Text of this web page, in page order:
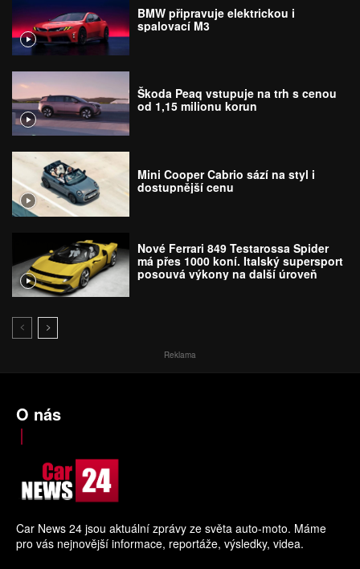
BMW připravuje elektrickou i
spalovací M3
Škoda Peaq vstupuje na trh s cenou
od 1,15 milionu korun
Mini Cooper Cabrio sází na styl i
dostupnější cenu
Nové Ferrari 849 Testarossa Spider
má přes 1000 koní. Italský supersport
posouvá výkony na další úroveň
Reklama
O nás
Car News 24 jsou aktuální zprávy ze světa auto-moto. Máme
pro vás nejnovější informace, reportáže, výsledky, videa.